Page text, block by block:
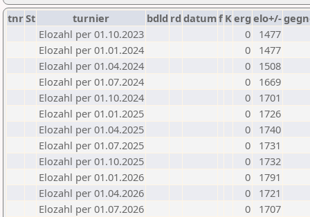
tnrSt turnier bdld rd datumf Kerg elo+/-
Elozahl per 01.10.2023
0
1477
Elozahl per 01.01.2024
0
1477
Elozahl per 01.04.2024
0
1508
Elozahl per 01.07.2024
0
1669
Elozahl per 01.10.2024
0
1701
Elozahl per 01.01.2025
0
1726
Elozahl per 01.04.2025
0
1740
Elozahl per 01.07.2025
0
1731
Elozahl per 01.10.2025
0
1732
Elozahl per 01.01.2026
0
1791
Elozahl per 01.04.2026
0
1721
Elozahl per 01.07.2026
0
1707